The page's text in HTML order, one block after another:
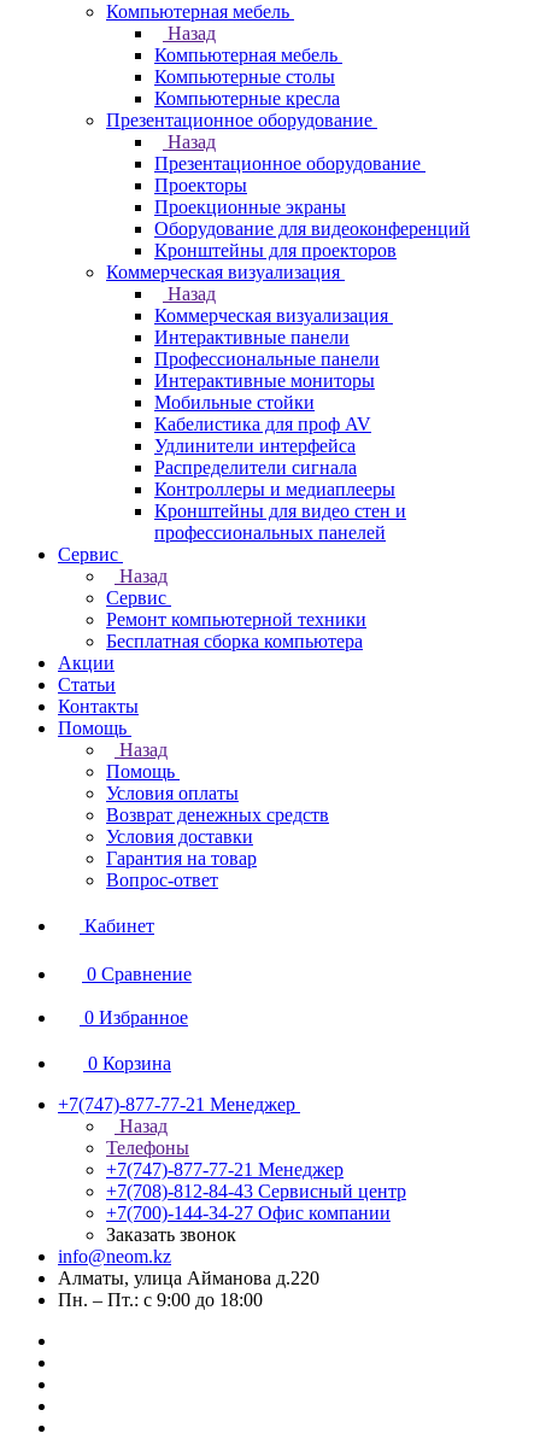
Компьютерная мебель
Назад
Компьютерная мебель
Компьютерные столы
Компьютерные кресла
Презентационное оборудование
Назад
Презентационное оборудование
Проекторы
Проекционные экраны
Оборудование для видеоконференций
Кронштейны для проекторов
Коммерческая визуализация
Назад
Коммерческая визуализация
Интерактивные панели
Профессиональные панели
Интерактивные мониторы
Мобильные стойки
Кабелистика для проф AV
Удлинители интерфейса
Распределители сигнала
Контроллеры и медиаплееры
Кронштейны для видео стен и
профессиональных панелей
Сервис
Назад
Сервис
Ремонт компьютерной техники
Бесплатная сборка компьютера
Акции
Статьи
Контакты
Помощь
Назад
Помощь
Условия оплаты
Возврат денежных средств
Условия доставки
Гарантия на товар
Вопрос-ответ
Кабинет
0 Сравнение
0 Избранное
0 Корзина
+7(747)-877-77-21 Менеджер
Назад
Телефоны
+7(747)-877-77-21 Менеджер
+7(708)-812-84-43 Сервисный центр
+7(700)-144-34-27 Офис компании
Заказать звонок
info@neom.kz
Алматы, улица Айманова д.220
Пн. – Пт.: с 9:00 до 18:00